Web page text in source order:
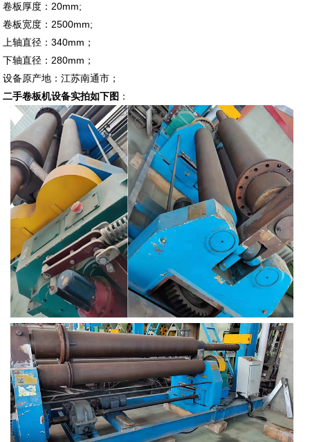
卷板厚度：20mm;
卷板宽度：2500mm;
上轴直径：340mm；
下轴直径：280mm；
设备原产地：江苏南通市；
二手卷板机设备实拍如下图 ：